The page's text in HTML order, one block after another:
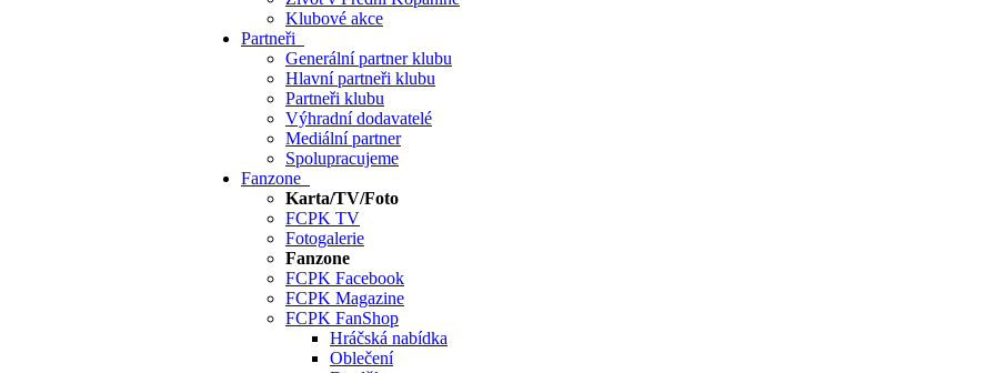
Klubové akce
Partneři
Generální partner klubu
Hlavní partneři klubu
Partneři klubu
Výhradní dodavatelé
Mediální partner
Spolupracujeme
Fanzone
Karta/TV/Foto
FCPK TV
Fotogalerie
Fanzone
FCPK Facebook
FCPK Magazine
FCPK FanShop
Hráčská nabídka
Oblečení